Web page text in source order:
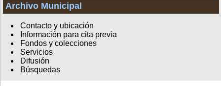
Archivo Municipal
Contacto y ubicación
Información para cita previa
Fondos y colecciones
Servicios
Difusión
Búsquedas